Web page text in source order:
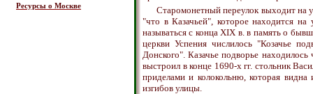
Ресурсы о Москве
Старомонетный переулок выходит на
"что в Казачьей", которое находится
называться с конца XIX в. в память о
церкви Успения числилось "Козачье
Донского". Казачье подворье
выстроил в конце 1690-х гг. стольник
приделами и колокольню, которая
изгибов улицы.